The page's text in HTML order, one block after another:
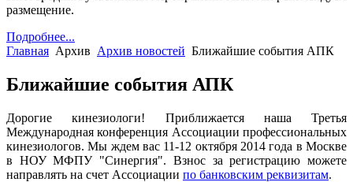
размещение.
Подробнее...
Главная Архив Архив новостей Ближайшие события АПК
Ближайшие события АПК
Дорогие кинезиологи! Приближается наша Третья
Международная конференция Ассоциации профессиональных
кинезиологов. Мы ждем вас 11-12 октября 2014 года в Москве
в НОУ МФПУ "Синергия". Взнос за регистрацию можете
направлять на счет Ассоциации по банковским реквизитам.